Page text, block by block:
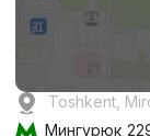
Toshkent,
Мингурюк